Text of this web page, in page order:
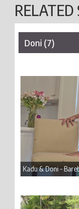
RELATED
Doni (7)
Kadu & Doni -